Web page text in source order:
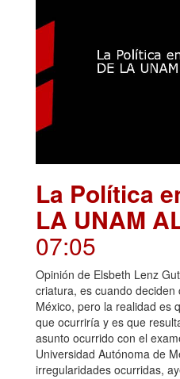
La Política
LA UNAM
07:05
Opinión de Elsbeth Lenz
criatura, es cuando
México, pero la realidad es
que ocurriría y es que
asunto ocurrido con el
Universidad Autónoma de
irregularidades ocurridas,